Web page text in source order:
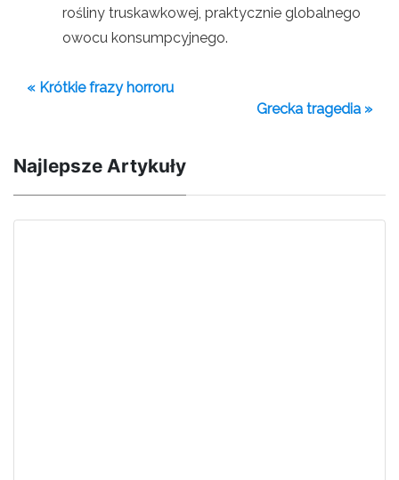
rośliny truskawkowej, praktycznie globalnego
owocu konsumpcyjnego.
« Krótkie frazy horroru
Grecka tragedia »
Najlepsze Artykuły